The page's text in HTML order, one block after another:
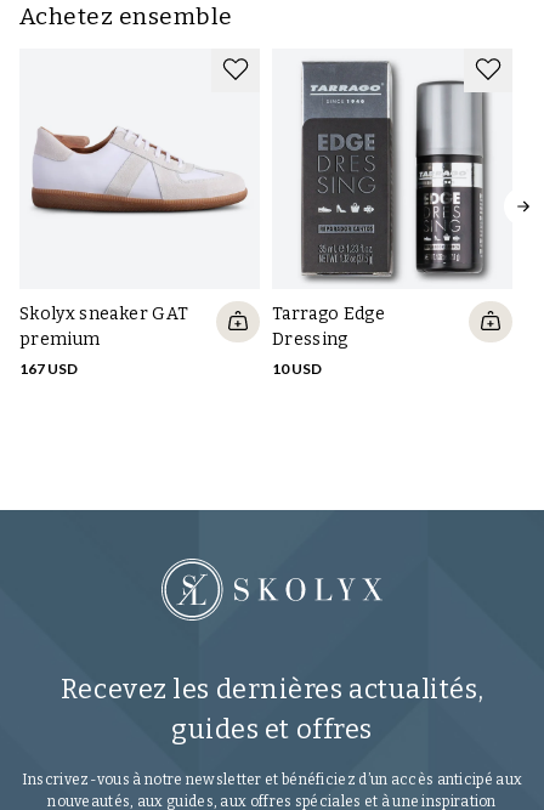
Achetez ensemble
Skolyx sneaker GAT
premium
167 USD
Tarrago Edge
Dressing
10 USD
Recevez les dernières actualités,
guides et offres
Inscrivez-vous à notre newsletter et bénéficiez d’un accès anticipé aux
nouveautés, aux guides, aux offres spéciales et à une inspiration